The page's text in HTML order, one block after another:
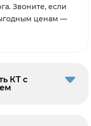
Звоните, если
ценам —
КТ с